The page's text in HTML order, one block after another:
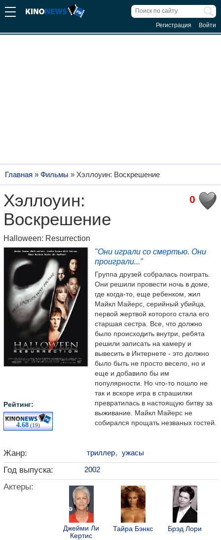
Регистрация Войти
Главная » Фильмы » Хэллоуин: Воскрешение
0
Хэллоуин:
Воскрешение
Halloween: Resurrection
Рейтинг:
4.68 (19)
"Они играли со смертью. Они
проиграли..."
Группа друзей собралась поиграть.
Они решили провести ночь в доме,
где когда-то, еще ребенком, жил
Майкл Майерс, серийный убийца,
первой жертвой которого стала его
старшая сестра. Все, что должно
было происходить внутри, ребята
решили записать на камеру и
вывесить в Интернете - это должно
было быть не просто весело, но и
еще и добавило бы им
популярности. Но что-то пошло не
так и вскоре игра в страшилки
превратилась в настоящую битву за
выживание. Майкл Майерс не
собирался прощать незваных гостей.
Жанр: триллер, ужасы
Год выпуска: 2002
Актеры:
Джейми Ли
Кертис
Тайра Бэнкс Брэд Лори